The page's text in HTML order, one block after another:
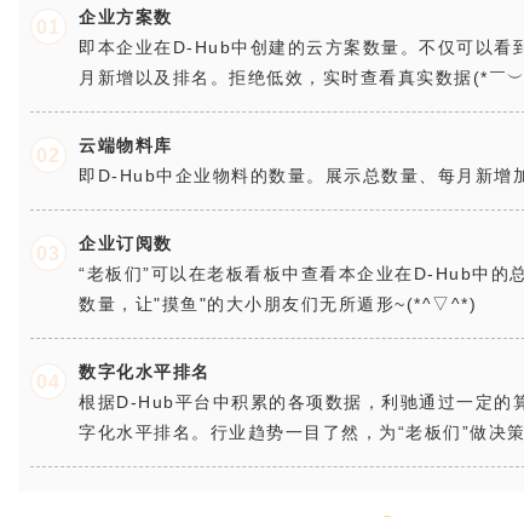
01
企业方案数
即本企业在D-Hub中创建的云方案数量。不仅可以看
月新增以及排名。拒绝低效，实时查看真实数据(*￣︶
02
云端物料库
即 D-Hub中企业物料的数量。 展示总数量、每月新增
03
企业订阅数
“老板们”可以在老板看板中查看本企业在D-Hub中的
数量，让"摸鱼"的大小朋友们无所遁形~(*^▽^*)
04
数字化水平排名
根据D-Hub平台中积累的各项数据，利驰通过一定的
字化水平排名。行业趋势一目了然，为“老板们”做决